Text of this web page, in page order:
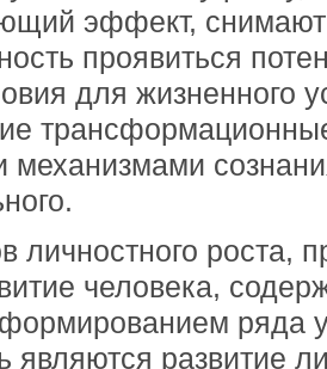
эффект,
проявиться
для жизненного
механизмами
личностного роста,
человека,
ряда
являются развитие